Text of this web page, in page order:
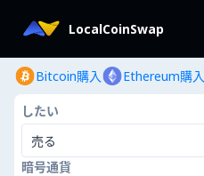
LocalCoinSwap
Bitcoin購入 Ethereum購入
したい
売る
暗号通貨